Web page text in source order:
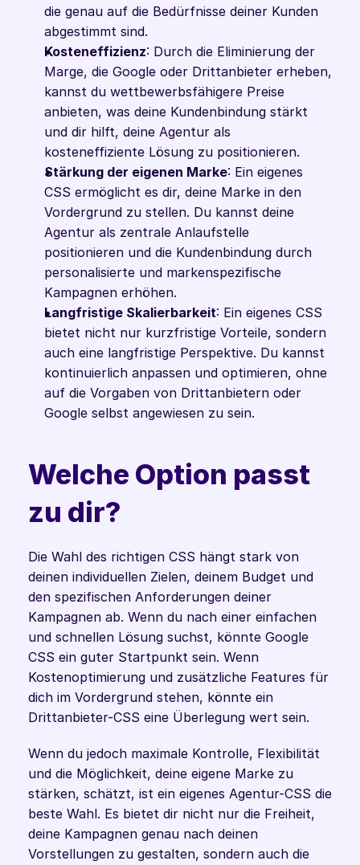
die genau auf die Bedürfnisse deiner Kunden
abgestimmt sind.
Kosteneffizienz: Durch die Eliminierung der
Marge, die Google oder Drittanbieter erheben,
kannst du wettbewerbsfähigere Preise
anbieten, was deine Kundenbindung stärkt
und dir hilft, deine Agentur als
kosteneffiziente Lösung zu positionieren.
Stärkung der eigenen Marke: Ein eigenes
CSS ermöglicht es dir, deine Marke in den
Vordergrund zu stellen. Du kannst deine
Agentur als zentrale Anlaufstelle
positionieren und die Kundenbindung durch
personalisierte und markenspezifische
Kampagnen erhöhen.
Langfristige Skalierbarkeit: Ein eigenes CSS
bietet nicht nur kurzfristige Vorteile, sondern
auch eine langfristige Perspektive. Du kannst
kontinuierlich anpassen und optimieren, ohne
auf die Vorgaben von Drittanbietern oder
Google selbst angewiesen zu sein.
Welche Option passt
zu dir?
Die Wahl des richtigen CSS hängt stark von
deinen individuellen Zielen, deinem Budget und
den spezifischen Anforderungen deiner
Kampagnen ab. Wenn du nach einer einfachen
und schnellen Lösung suchst, könnte Google
CSS ein guter Startpunkt sein. Wenn
Kostenoptimierung und zusätzliche Features für
dich im Vordergrund stehen, könnte ein
Drittanbieter-CSS eine Überlegung wert sein.
Wenn du jedoch maximale Kontrolle, Flexibilität
und die Möglichkeit, deine eigene Marke zu
stärken, schätzt, ist ein eigenes Agentur-CSS die
beste Wahl. Es bietet dir nicht nur die Freiheit,
deine Kampagnen genau nach deinen
Vorstellungen zu gestalten, sondern auch die